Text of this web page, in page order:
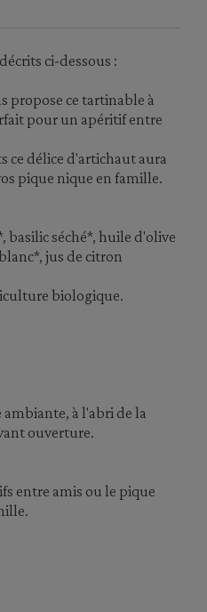
ci-dessous :
propose ce tartinable à
pour un apéritif entre
ce délice d'artichaut aura
pique nique en famille.
basilic séché*, huile d'olive
jus de citron
biologique.
à l'abri de la
ouverture.
entre amis ou le pique